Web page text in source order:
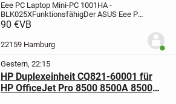
Eee PC Laptop Mini-PC 1001HA -
BLK025XFunktionsfähigDer ASUS Eee PC
1001HA 25,7cm/10.1 Zoll (160 GB, Intel
ist ein Laptop mit einer integrierten 0,3
90 €VB
22159 Hamburg
Gestern, 22:15
HP Duplexeinheit CQ821-60001 für
HP OfficeJet Pro 8500 8500A 8500A